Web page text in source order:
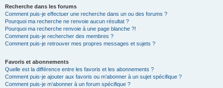
Recherche dans les forums
Comment puis-je effectuer une recherche dans un ou des forums ?
Pourquoi ma recherche ne renvoie aucun résultat ?
Pourquoi ma recherche renvoie à une page blanche ?!
Comment puis-je rechercher des membres ?
Comment puis-je retrouver mes propres messages et sujets ?
Favoris et abonnements
Quelle est la différence entre les favoris et les abonnements ?
Comment puis-je ajouter aux favoris ou m’abonner à un sujet spécifique ?
Comment puis-je m’abonner à un forum spécifique ?